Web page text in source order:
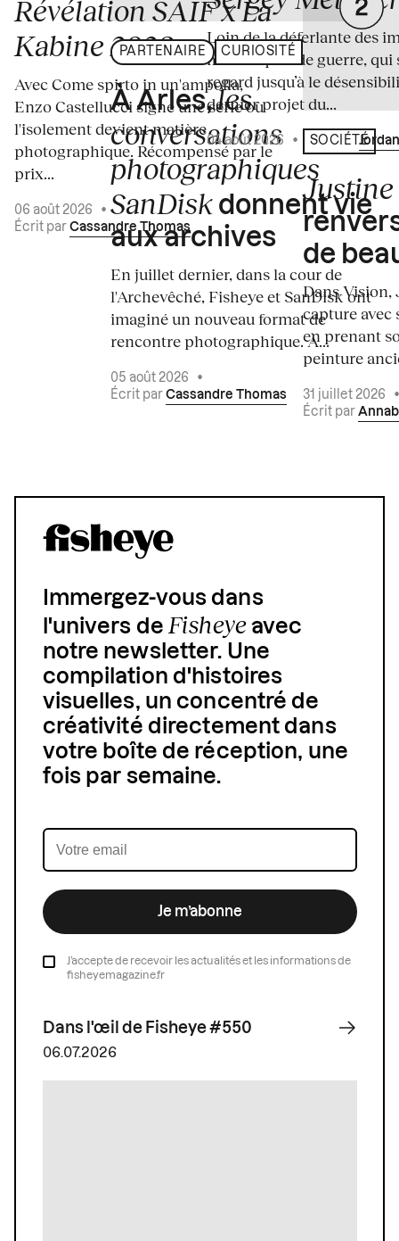
Révélation SAIF x La
Kabine 2026
Avec Come spirto in un'ampolla,
Enzo Castellucci signe une série où
l'isolement devient matière
photographique. Récompensé par le
prix...
06 août 2026
•
Écrit par Cassandre Thomas
PARTENAIRE CURIOSITÉ
À Arles,les
conversations
photographiques
SanDisk donnent vie
aux archives
En juillet dernier, dans la cour de
l'Archevêché, Fisheye et SanDisk ont
imaginé un nouveau format de
rencontre photographique. À...
05 août 2026
•
Écrit par Cassandre Thomas
Loin de la déferlante des
médiatiques de guerre, qui
regard jusqu’à le
dernier projet du...
04 août 2026 • Écrit par
SOCIÉTÉ
de
Dans
capture avec
en prenant
peinture
31 juillet 2026
Écrit par
Immergez-vous dans
l'univers deFisheyeavec
notre newsletter. Une
compilation d'histoires
visuelles, un concentré de
créativité directement dans
votre boîte de réception, une
fois par semaine.
Je m’abonne
J’accepte de recevoir les actualités et les informations de
fisheyemagazine.fr
Dans l'œil de Fisheye #550
06.07.2026